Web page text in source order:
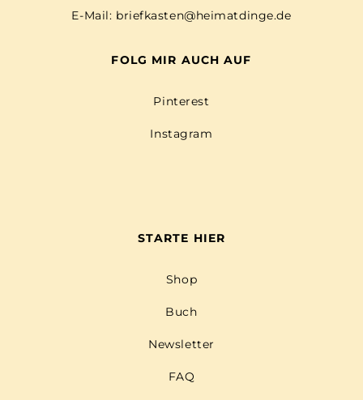
E-Mail: briefkasten@heimatdinge.de
FOLG MIR AUCH AUF
Pinterest
Instagram
STARTE HIER
Shop
Buch
Newsletter
FAQ